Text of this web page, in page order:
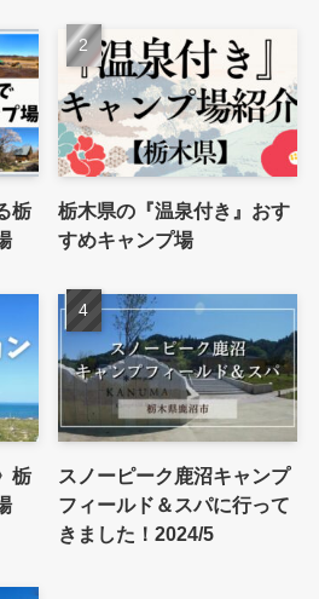
栃
栃木県の『温泉付き』おす
すめキャンプ場
栃
スノーピーク鹿沼キャンプ
フィールド＆スパに行って
きました！2024/5